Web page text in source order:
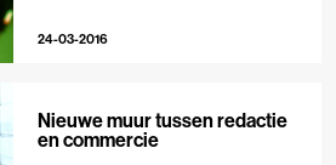
24-03-2016
Nieuwe muur tussen redactie
en commercie